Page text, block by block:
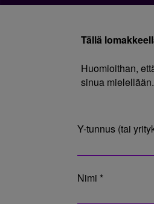
Tällä
Huomioithan,
sinua
Y-tunnus (tai
Nimi *